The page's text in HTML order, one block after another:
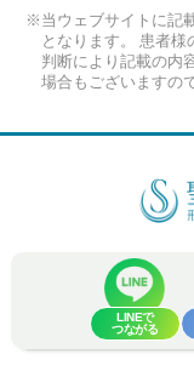
LINEで
つながる
※当ウェブサイトに記
となります。 患者
判断により記載の内
場合もございますの
プライ
Copyright (C) 2026